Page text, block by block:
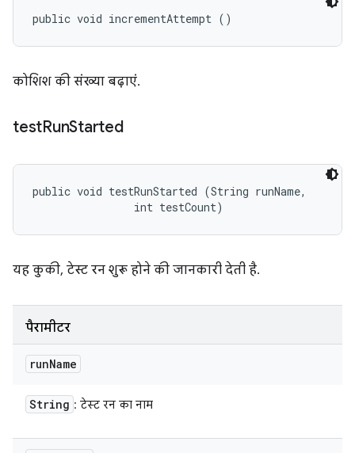
public void incrementAttempt ()
कोशिश की संख्या बढ़ाएं.
testRunStarted
public void testRunStarted (String runName,
                int testCount)
यह कुकी, टेस्ट रन शुरू होने की जानकारी देती है.
पैरामीटर
runName
String : टेस्ट रन का नाम